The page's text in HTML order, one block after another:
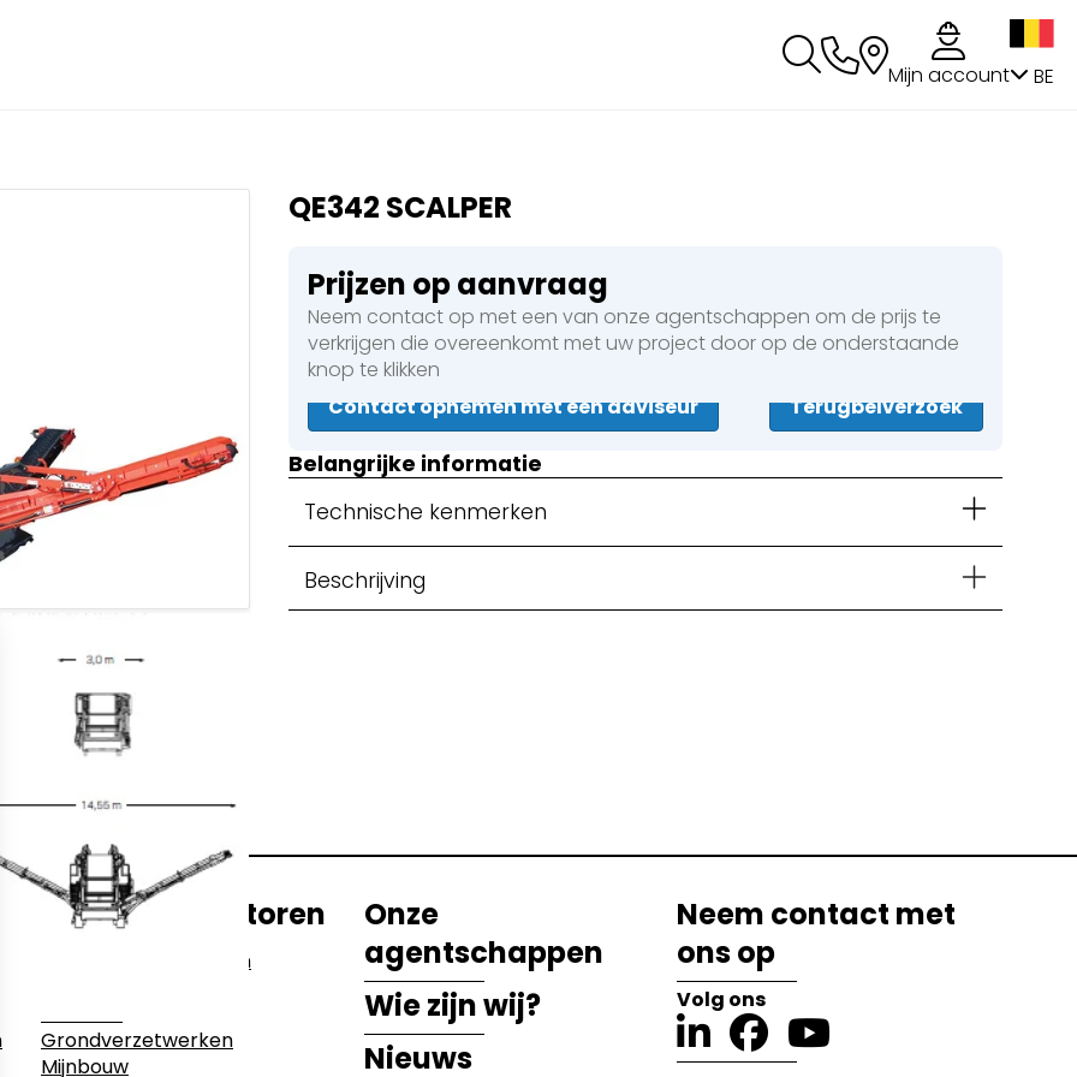
Mijn account BE
QE342 SCALPER
Technische kenmerken
Belangrijke informatie
Contact opnemen met een adviseur Terugbelverzoek
Prijzen op aanvraag
Neem contact op met een van onze agentschappen om de prijs te
verkrijgen die overeenkomt met uw project door op de onderstaande
knop te klikken
Beschrijving
Activiteitssectoren
Bouwwerkzaamheden
Grondverzetwerken
Mijnbouw
Onze
agentschappen
Wie zijn wij?
Nieuws
Neem contact met
ons op
Volg ons